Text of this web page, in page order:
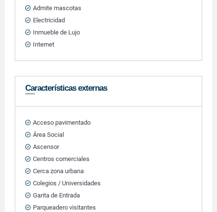
Admite mascotas
Electricidad
Inmueble de Lujo
Internet
Características externas
Acceso pavimentado
Área Social
Ascensor
Centros comerciales
Cerca zona urbana
Colegios / Universidades
Garita de Entrada
Parqueadero visitantes